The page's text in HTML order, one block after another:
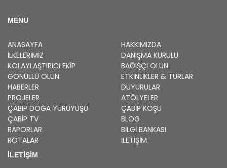
MENU
ANASAYFA
HAKKIMIZDA
İLKELERIMIZ
DANIŞMA KURULU
KOLAYLAŞTIRICI EKIP
BAĞIŞÇI OLUN
GÖNÜLLÜ OLUN
ETKINLIKLER & TURLAR
HABERLER
DUYURULAR
PROJELER
ATÖLYELER
ÇABİP DOĞA YÜRÜYÜŞÜ ÇABİP KOŞU
ÇABİP TV
BLOG
RAPORLAR
BILGI BANKASI
ROTALAR
İLETİŞİM
İLETİŞİM